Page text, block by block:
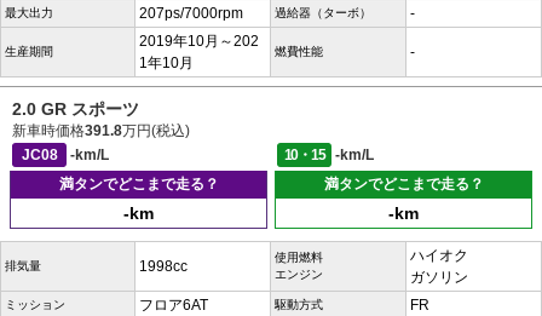
最大出力 207ps/7000rpm 過給器（ターボ） -
生産期間
2019年10月～202
1年10月
燃費性能 -
2.0 GR スポーツ
新車時価格391.8万円(税込)
JC08
-km/L 10・15
-km/L
満タンでどこまで走る？
-km
満タンでどこまで走る？
-km
排気量 1998cc
使用燃料
エンジン
ハイオク
ガソリン
ミッション フロア6AT 駆動方式 FR